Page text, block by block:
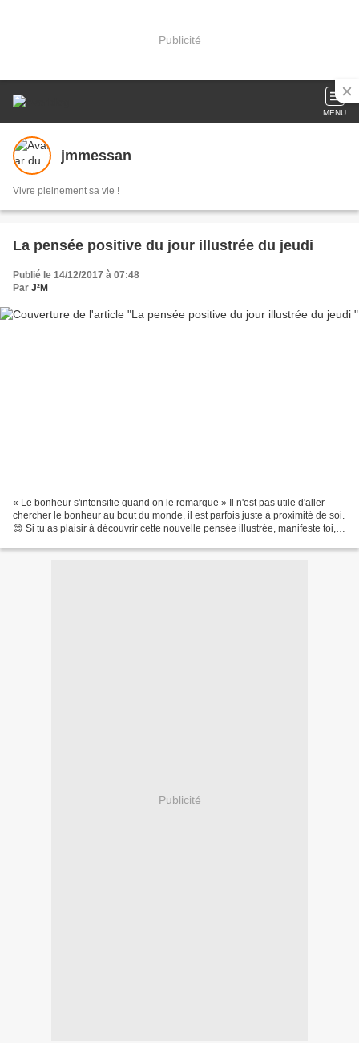
Publicité
MENU
jmmessan
Vivre pleinement sa vie !
La pensée positive du jour illustrée du jeudi
Publié le 14/12/2017 à 07:48
Par J²M
« Le bonheur s'intensifie quand on le remarque » Il n'est pas utile d'aller
chercher le bonheur au bout du monde, il est parfois juste à proximité de soi.
😊 Si tu as plaisir à découvrir cette nouvelle pensée illustrée, manifeste toi,
Publicité